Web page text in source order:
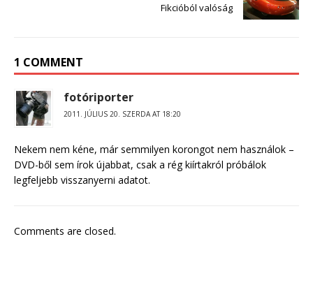
Fikcióból valóság
1 COMMENT
fotóriporter
2011. JÚLIUS 20. SZERDA AT 18:20
Nekem nem kéne, már semmilyen korongot nem használok –
DVD-ből sem írok újabbat, csak a rég kiírtakról próbálok
legfeljebb visszanyerni adatot.
Comments are closed.